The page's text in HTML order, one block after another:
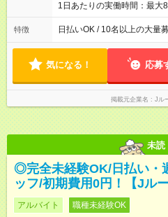
1日あたりの実働時間：最大
働8時間） ※週5日勤務（場
よって時間外での勤務可能
特徴 日払いOK / 10名以上の大量
気になる！ 応募
掲載元企業名 Jル
未読
◎完全未経験OK/日払い・
ッフ/初期費用0円！【Jルー
アルバイト 職種未経験OK